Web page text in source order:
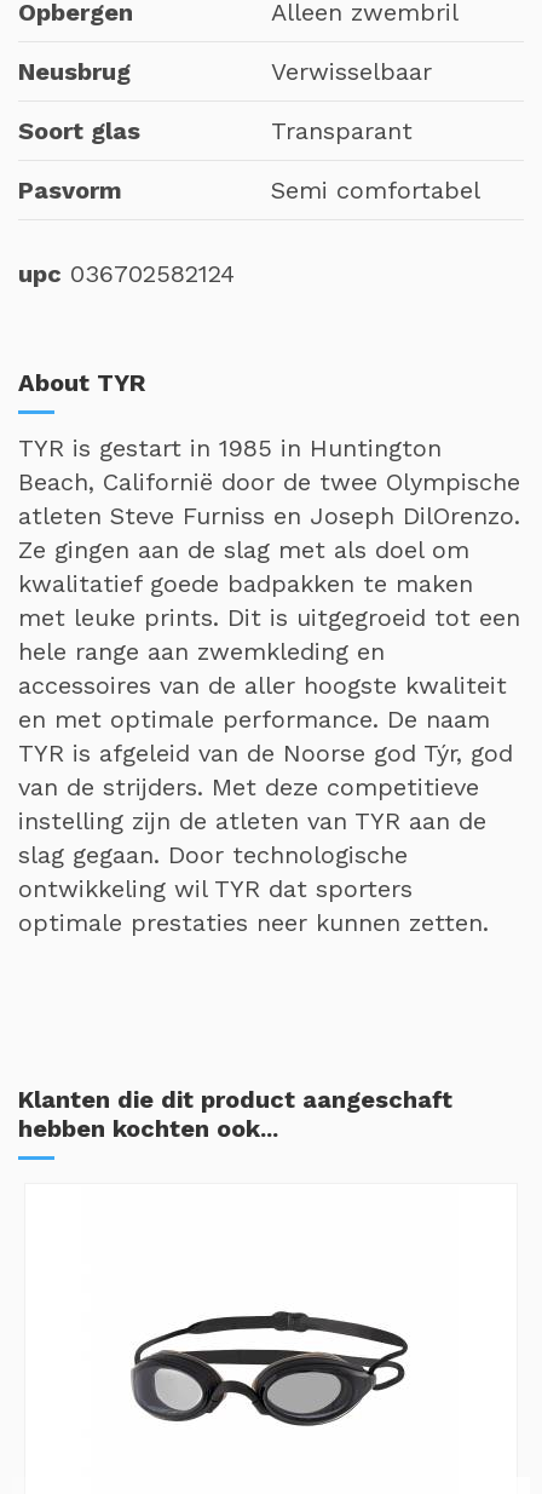
Opbergen Alleen zwembril
Neusbrug Verwisselbaar
Soort glas Transparant
Pasvorm Semi comfortabel
upc 036702582124
About TYR
TYR is gestart in 1985 in Huntington
Beach, Californië door de twee Olympische
atleten Steve Furniss en Joseph DilOrenzo.
Ze gingen aan de slag met als doel om
kwalitatief goede badpakken te maken
met leuke prints. Dit is uitgegroeid tot een
hele range aan zwemkleding en
accessoires van de aller hoogste kwaliteit
en met optimale performance. De naam
TYR is afgeleid van de Noorse god Týr, god
van de strijders. Met deze competitieve
instelling zijn de atleten van TYR aan de
slag gegaan. Door technologische
ontwikkeling wil TYR dat sporters
optimale prestaties neer kunnen zetten.
Klanten die dit product aangeschaft
hebben kochten ook...